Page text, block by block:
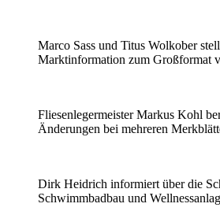
Marco Sass und Titus Wolkober
Marktinformation zum Großformat
Fliesenlegermeister Markus Kohl
Änderungen bei mehreren
Dirk Heidrich informiert über die
Schwimmbadbau und